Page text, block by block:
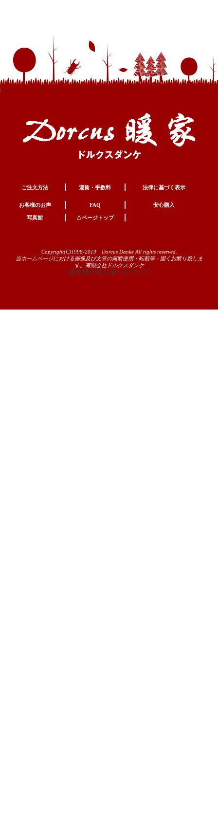
ご注文方法 運賃・手数料 法律に基づく表示
お客様のお声 FAQ 安心購入
写真館 △ページトップ
Copyright(C)1998-2019 Dorcus Danke All rights reserved.
当ホームページにおける画像及び文章の無断使用・転載等・固くお断り致しま
す。有限会社ドルクスダンケ
著作権の取り扱いについて